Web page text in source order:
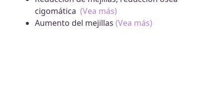
cigomática (Vea más)
Aumento del mejillas (Vea más)